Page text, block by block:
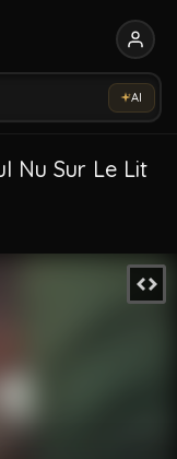
AI
Nu Sur Le Lit